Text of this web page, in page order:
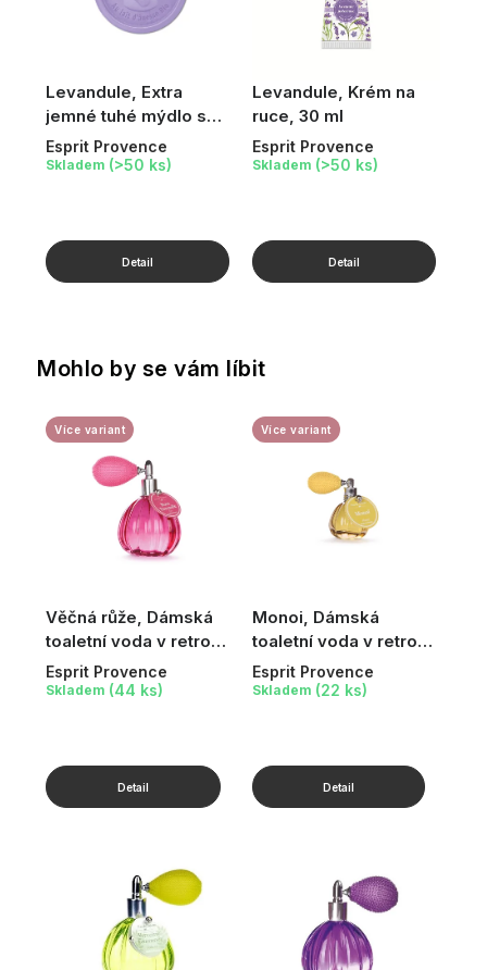
Levandule, Extra
jemné tuhé mýdlo s
oslím mlékem
Esprit Provence
Skladem (>50 ks)
Levandule, Krém na
ruce, 30 ml
Esprit Provence
Skladem (>50 ks)
Mohlo by se vám líbit
Věčná růže, Dámská
toaletní voda v retro
flakónku
Více variant
Esprit Provence
Skladem (44 ks)
Monoi, Dámská
toaletní voda v retro
flakónku
Více variant
Esprit Provence
Skladem (22 ks)